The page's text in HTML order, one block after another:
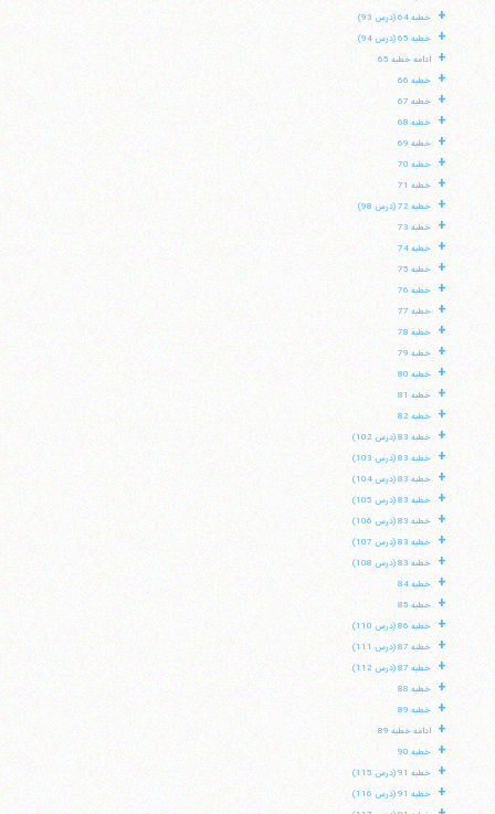
+ خطبه 64 (درس 93)
+ خطبه 65 (درس 94)
+ ادامه خطبه 65
+ خطبه 66
+ خطبه 67
+ خطبه 68
+ خطبه 69
+ خطبه 70
+ خطبه 71
+ خطبه 72 (درس 98)
+ خطبه 73
+ خطبه 74
+ خطبه 75
+ خطبه 76
+ خطبه 77
+ خطبه 78
+ خطبه 79
+ خطبه 80
+ خطبه 81
+ خطبه 82
+ خطبه 83 (درس 102)
+ خطبه 83 (درس 103)
+ خطبه 83 (درس 104)
+ خطبه 83 (درس 105)
+ خطبه 83 (درس 106)
+ خطبه 83 (درس 107)
+ خطبه 83 (درس 108)
+ خطبه 84
+ خطبه 85
+ خطبه 86 (درس 110)
+ خطبه 87 (درس 111)
+ خطبه 87 (درس 112)
+ خطبه 88
+ خطبه 89
+ ادامه خطبه 89
+ خطبه 90
+ خطبه 91 (درس 115)
+ خطبه 91 (درس 116)